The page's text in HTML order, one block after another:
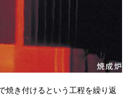
き付けるという工程を繰り返